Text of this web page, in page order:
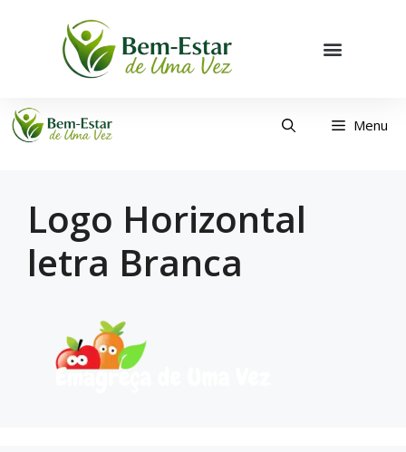
Menu
Logo Horizontal
letra Branca